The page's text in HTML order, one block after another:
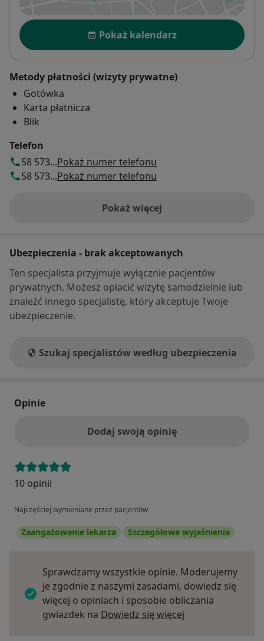
Dostępność
Pokaż kalendarz
Metody płatności (wizyty prywatne)
Gotówka
Karta płatnicza
Blik
Telefon
58 573...Pokaż numer telefonu
58 573...Pokaż numer telefonu
Pokaż więcej
o adresie
Ubezpieczenia - brak akceptowanych
Ten specjalista przyjmuje wyłącznie pacjentów
prywatnych. Możesz opłacić wizytę samodzielnie lub
znaleźć innego specjalistę, który akceptuje Twoje
ubezpieczenie.
Szukaj specjalistów według ubezpieczenia
Opinie
Dodaj swoją opinię
10 opinii
Najczęściej wymieniane przez pacjentów
Zaangażowanie lekarza Szczegółowe wyjaśnienia
Sprawdzamy wszystkie opinie. Moderujemy
je zgodnie z naszymi zasadami, dowiedz się
więcej o opiniach i sposobie obliczania
gwiazdek na Dowiedz się więcej